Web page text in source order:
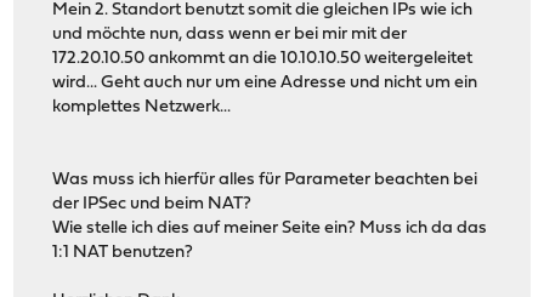
Mein 2. Standort benutzt somit die gleichen IPs wie ich
und möchte nun, dass wenn er bei mir mit der
172.20.10.50 ankommt an die 10.10.10.50 weitergeleitet
wird... Geht auch nur um eine Adresse und nicht um ein
komplettes Netzwerk...
Was muss ich hierfür alles für Parameter beachten bei
der IPSec und beim NAT?
Wie stelle ich dies auf meiner Seite ein? Muss ich da das
1:1 NAT benutzen?